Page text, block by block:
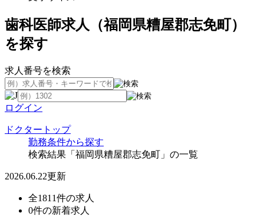
歯科医師求人（福岡県糟屋郡志免町）
を探す
求人番号を検索
ログイン
ドクタートップ
勤務条件から探す
検索結果「福岡県糟屋郡志免町」の一覧
2026.06.22更新
全1811件の求人
0件の新着求人